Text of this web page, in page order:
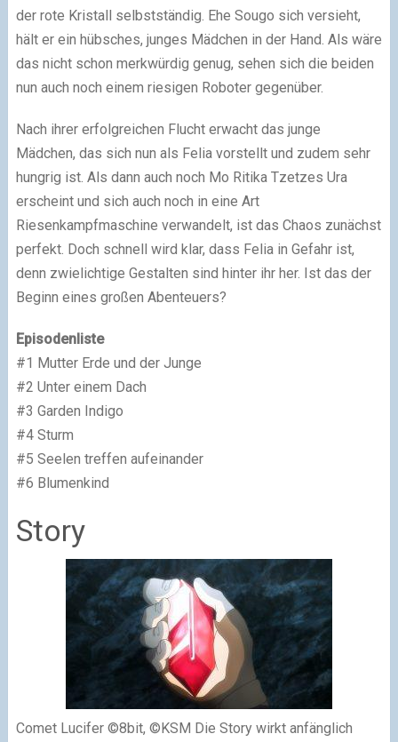
der rote Kristall selbstständig. Ehe Sougo sich versieht,
hält er ein hübsches, junges Mädchen in der Hand. Als wäre
das nicht schon merkwürdig genug, sehen sich die beiden
nun auch noch einem riesigen Roboter gegenüber.
Nach ihrer erfolgreichen Flucht erwacht das junge
Mädchen, das sich nun als Felia vorstellt und zudem sehr
hungrig ist. Als dann auch noch Mo Ritika Tzetzes Ura
erscheint und sich auch noch in eine Art
Riesenkampfmaschine verwandelt, ist das Chaos zunächst
perfekt. Doch schnell wird klar, dass Felia in Gefahr ist,
denn zwielichtige Gestalten sind hinter ihr her. Ist das der
Beginn eines großen Abenteuers?
Episodenliste
#1 Mutter Erde und der Junge
#2 Unter einem Dach
#3 Garden Indigo
#4 Sturm
#5 Seelen treffen aufeinander
#6 Blumenkind
Story
Comet Lucifer ©8bit, ©KSM Die Story wirkt anfänglich